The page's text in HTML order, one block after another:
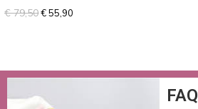
€79,50€55,90
FAQ